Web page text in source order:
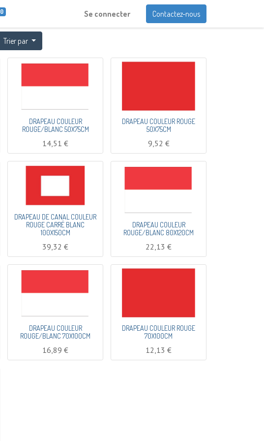
0 Se connecter Contactez-nous
Trier par
DRAPEAU COULEUR
ROUGE/BLANC 50X75CM
14,51 €
DRAPEAU COULEUR ROUGE
50X75CM
9,52 €
DRAPEAU DE CANAL COULEUR
ROUGE CARRÉ BLANC
100X150CM
39,32 €
DRAPEAU COULEUR
ROUGE/BLANC 80X120CM
22,13 €
DRAPEAU COULEUR
ROUGE/BLANC 70X100CM
16,89 €
DRAPEAU COULEUR ROUGE
70X100CM
12,13 €